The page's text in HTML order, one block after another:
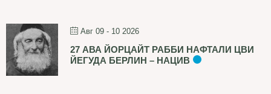
Авг 09 - 10 2026
27 АВА ЙОРЦАЙТ РАББИ НАФТАЛИ ЦВИ
ЙЕГУДА БЕРЛИН – НАЦИВ